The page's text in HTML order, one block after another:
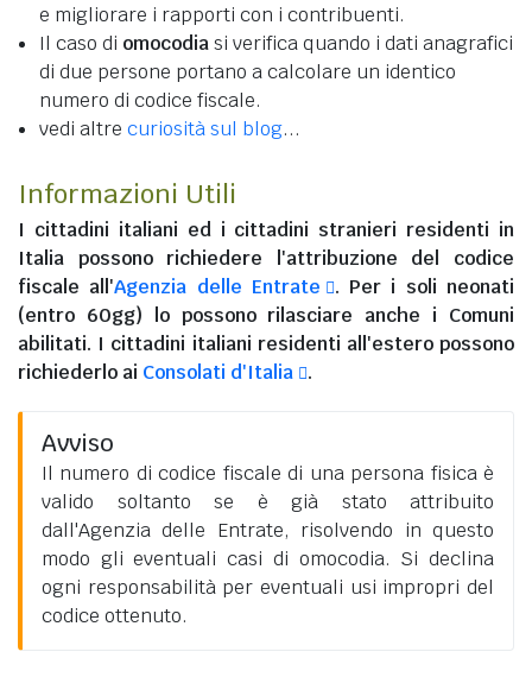
e migliorare i rapporti con i contribuenti.
Il caso di omocodiasi verifica quando i dati anagrafici
di due persone portano a calcolare un identico
numero di codice fiscale.
vedi altre curiosità sul blog...
Informazioni Utili
I cittadini italiani ed i cittadini stranieri residenti in
Italia possono richiedere l'attribuzione del codice
fiscale all'Agenzia delle Entrate
. Per i soli neonati
(entro 60gg) lo possono rilasciare anche i Comuni
abilitati. I cittadini italiani residenti all'esteropossono
richiederlo ai Consolati d'Italia .
Avviso
Il numero di codice fiscale di una persona fisica è
valido soltanto se è già stato attribuito
dall'Agenzia delle Entrate, risolvendo in questo
modo gli eventuali casi di omocodia. Si declina
ogni responsabilità per eventuali usi impropri del
codice ottenuto.